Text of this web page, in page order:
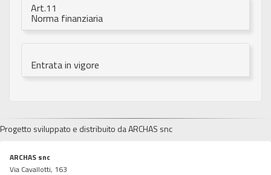
Art.11
Norma finanziaria
Entrata in vigore
Progetto sviluppato e distribuito da ARCHAS snc
ARCHAS snc
Via Cavallotti, 163